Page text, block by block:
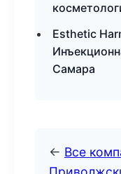
Esthetic
Самара
← Все